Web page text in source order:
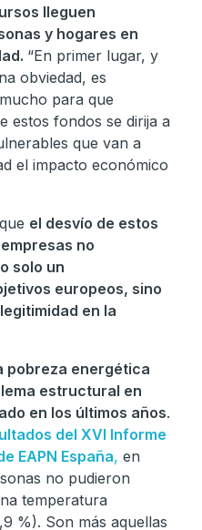
lleguen
y hogares en
“En primer lugar, y
obviedad, es
para que
estos fondos se dirija a
que van a
el impacto económico
el desvío de estos
no
solo un
europeos, sino
en la
pobreza energética
estructural en
en los últimos años.
del XVI Informe
EAPN España, en
no pudieron
temperatura
%). Son más aquellas